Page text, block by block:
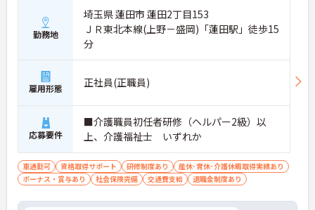
勤務地
埼玉県 蓮田市 蓮田2丁目153
ＪＲ東北本線(上野－盛岡)「蓮田駅」徒歩15
分
雇用形態 正社員(正職員)
応募要件
■介護職員初任者研修（ヘルパー2級）以
上、介護福祉士 いずれか
車通勤可 資格取得サポート 研修制度あり
産休･育休･介護休暇取得実績あり
ボーナス・賞与あり
社会保険完備 交通費支給 退職金制度あり